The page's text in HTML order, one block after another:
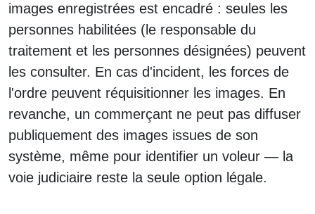
images enregistrées est encadré : seules les
personnes habilitées (le responsable du
traitement et les personnes désignées) peuvent
les consulter. En cas d'incident, les forces de
l'ordre peuvent réquisitionner les images. En
revanche, un commerçant ne peut pas diffuser
publiquement des images issues de son
système, même pour identifier un voleur — la
voie judiciaire reste la seule option légale.